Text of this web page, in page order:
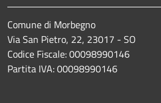
Comune di Morbegno
Via San Pietro, 22, 23017 - SO
Codice Fiscale: 00098990146
Partita IVA: 00098990146